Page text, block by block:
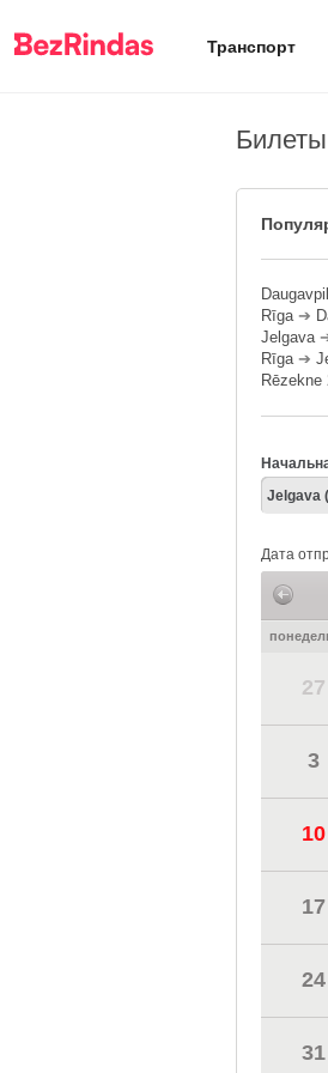
Транспорт
Rīga➔
Jelgava
Rīga➔
Rēzekne
Дата
27
3
10
17
24
31